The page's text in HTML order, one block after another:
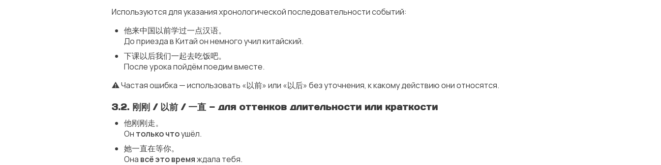
Используются для указания хронологической последовательности событий:
他来中国以前学过一点汉语。
До приезда в Китай он немного учил китайский.
下课以后我们一起去吃饭吧。
После урока пойдём поедим вместе.
⚠️ Частая ошибка — использовать «以前» или «以后» без уточнения, к какому действию они относятся.
3.2. 刚刚 / 以前 / 一直 — для оттенков длительности или краткости
他刚刚走。
Он только чтоушёл.
她一直在等你。
Она всё это времяждала тебя.